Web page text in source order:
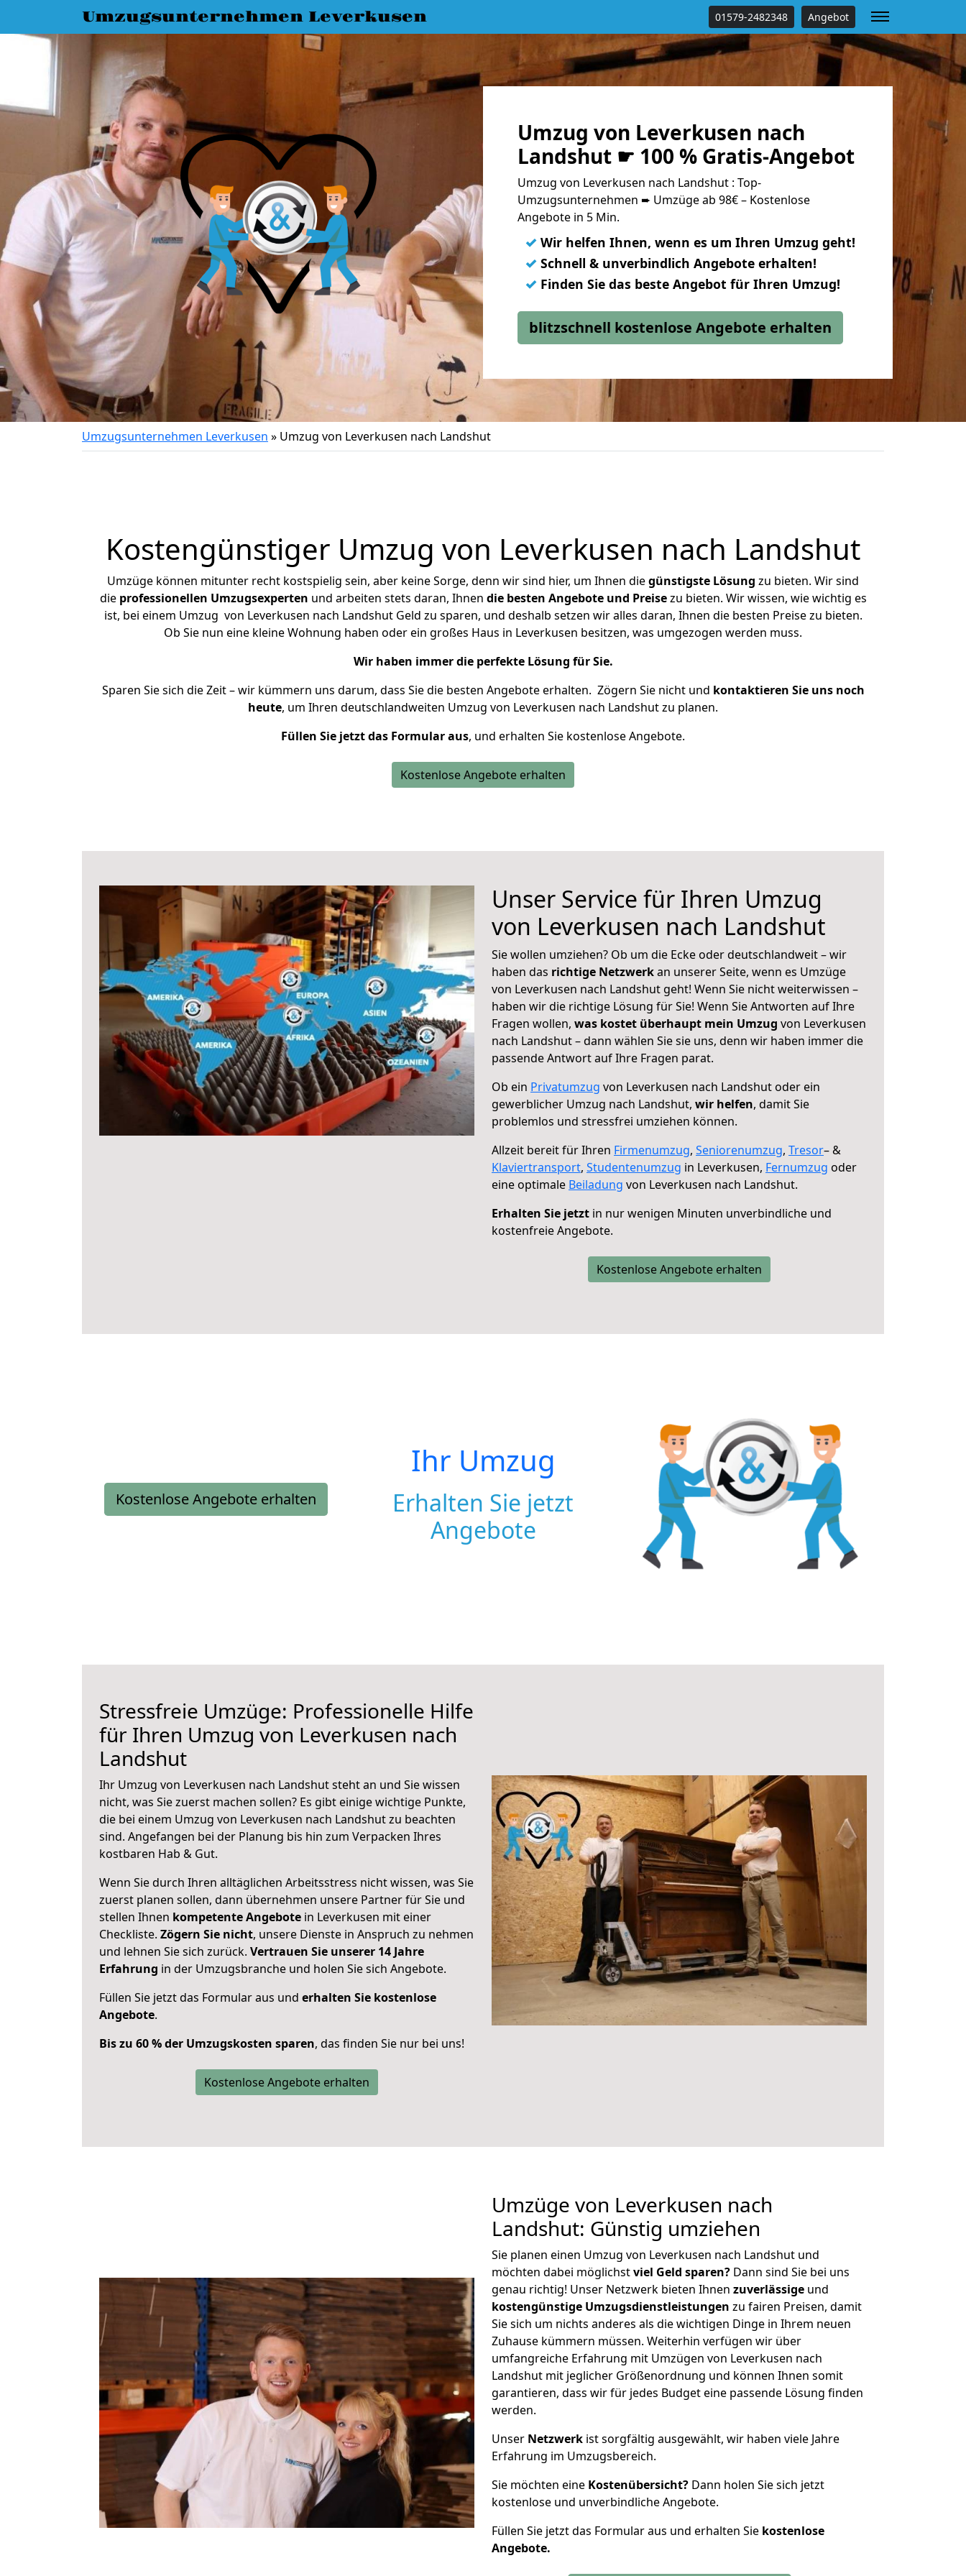
Umzugsunternehmen Leverkusen 01579-2482348 Angebot
Umzug von Leverkusen nach
Landshut ☛ 100 % Gratis-Angebot
Umzug von Leverkusen nach Landshut : Top-
Umzugsunternehmen ➨ Umzüge ab 98€ – Kostenlose
Angebote in 5 Min.
✓ Wir helfen Ihnen, wenn es um Ihren Umzug geht!
✓ Schnell & unverbindlich Angebote erhalten!
✓ Finden Sie das beste Angebot für Ihren Umzug!
blitzschnell kostenlose Angebote erhalten
Umzugsunternehmen Leverkusen » Umzug von Leverkusen nach Landshut
Kostengünstiger Umzug von Leverkusen nach Landshut
Umzüge können mitunter recht kostspielig sein, aber keine Sorge, denn wir sind hier, um Ihnen diegünstigste Lösung zu bieten. Wir sind
die professionellen Umzugsexperten und arbeiten stets daran, Ihnen die besten Angebote und Preisezu bieten. Wir wissen, wie wichtig es
ist, bei einem Umzug von Leverkusen nach Landshut Geld zu sparen, und deshalb setzen wir alles daran, Ihnen die besten Preise zu bieten.
Ob Sie nun eine kleine Wohnung haben oder ein großes Haus in Leverkusen besitzen, was umgezogen werden muss.
Wir haben immer die perfekte Lösung für Sie.
Sparen Sie sich die Zeit – wir kümmern uns darum, dass Sie die besten Angebote erhalten. Zögern Sie nicht und kontaktieren Sie uns noch
heute, um Ihren deutschlandweiten Umzug von Leverkusen nach Landshut zu planen.
Füllen Sie jetzt das Formular aus, und erhalten Sie kostenlose Angebote.
Kostenlose Angebote erhalten
Unser Service für Ihren Umzug
von Leverkusen nach Landshut
Sie wollen umziehen? Ob um die Ecke oder deutschlandweit – wir
haben das richtige Netzwerkan unserer Seite, wenn es Umzüge
von Leverkusen nach Landshut geht! Wenn Sie nicht weiterwissen –
haben wir die richtige Lösung für Sie! Wenn Sie Antworten auf Ihre
Fragen wollen, was kostet überhaupt mein Umzug von Leverkusen
nach Landshut – dann wählen Sie sie uns, denn wir haben immer die
passende Antwort auf Ihre Fragen parat.
Ob ein Privatumzug von Leverkusen nach Landshut oder ein
gewerblicher Umzug nach Landshut, wir helfen, damit Sie
problemlos und stressfrei umziehen können.
Allzeit bereit für Ihren Firmenumzug, Seniorenumzug, Tresor– &
Klaviertransport, Studentenumzug in Leverkusen, Fernumzug oder
eine optimale Beiladung von Leverkusen nach Landshut.
Erhalten Sie jetzt in nur wenigen Minuten unverbindliche und
kostenfreie Angebote.
Kostenlose Angebote erhalten
Kostenlose Angebote erhalten
Ihr Umzug
Erhalten Sie jetzt
Angebote
Stressfreie Umzüge: Professionelle Hilfe
für Ihren Umzug von Leverkusen nach
Landshut
Ihr Umzug von Leverkusen nach Landshut steht an und Sie wissen
nicht, was Sie zuerst machen sollen? Es gibt einige wichtige Punkte,
die bei einem Umzug von Leverkusen nach Landshut zu beachten
sind. Angefangen bei der Planung bis hin zum Verpacken Ihres
kostbaren Hab & Gut.
Wenn Sie durch Ihren alltäglichen Arbeitsstress nicht wissen, was Sie
zuerst planen sollen, dann übernehmen unsere Partner für Sie und
stellen Ihnen kompetente Angebote in Leverkusen mit einer
Checkliste. Zögern Sie nicht, unsere Dienste in Anspruch zu nehmen
und lehnen Sie sich zurück. Vertrauen Sie unserer 14 Jahre
Erfahrung in der Umzugsbranche und holen Sie sich Angebote.
Füllen Sie jetzt das Formular aus und erhalten Sie kostenlose
Angebote.
Bis zu 60 % der Umzugskosten sparen, das finden Sie nur bei uns!
Kostenlose Angebote erhalten
Umzüge von Leverkusen nach
Landshut: Günstig umziehen
Sie planen einen Umzug von Leverkusen nach Landshut und
möchten dabei möglichstviel Geld sparen? Dann sind Sie bei uns
genau richtig! Unser Netzwerk bieten Ihnen zuverlässige und
kostengünstige Umzugsdienstleistungen zu fairen Preisen, damit
Sie sich um nichts anderes als die wichtigen Dinge in Ihrem neuen
Zuhause kümmern müssen. Weiterhin verfügen wir über
umfangreiche Erfahrung mit Umzügen von Leverkusen nach
Landshut mit jeglicher Größenordnung und können Ihnen somit
garantieren, dass wir für jedes Budget eine passende Lösung finden
werden.
Unser Netzwerk ist sorgfältig ausgewählt, wir haben viele Jahre
Erfahrung im Umzugsbereich.
Sie möchten eine Kostenübersicht? Dann holen Sie sich jetzt
kostenlose und unverbindliche Angebote.
Füllen Sie jetzt das Formular aus und erhalten Sie kostenlose
Angebote.